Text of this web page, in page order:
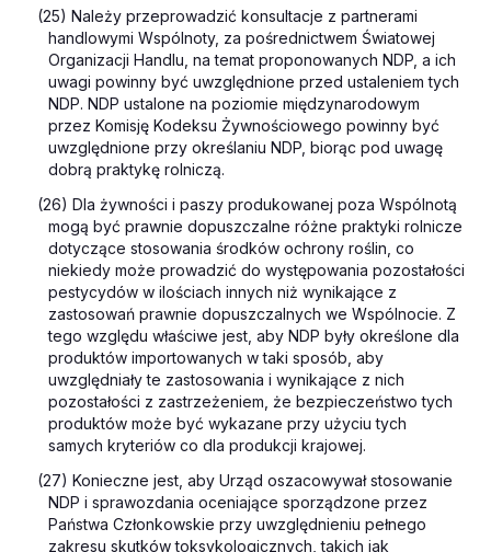
(25) Należy przeprowadzić konsultacje z partnerami
handlowymi Wspólnoty, za pośrednictwem Światowej
Organizacji Handlu, na temat proponowanych NDP, a ich
uwagi powinny być uwzględnione przed ustaleniem tych
NDP. NDP ustalone na poziomie międzynarodowym
przez Komisję Kodeksu Żywnościowego powinny być
uwzględnione przy określaniu NDP, biorąc pod uwagę
dobrą praktykę rolniczą.
(26) Dla żywności i paszy produkowanej poza Wspólnotą
mogą być prawnie dopuszczalne różne praktyki rolnicze
dotyczące stosowania środków ochrony roślin, co
niekiedy może prowadzić do występowania pozostałości
pestycydów w ilościach innych niż wynikające z
zastosowań prawnie dopuszczalnych we Wspólnocie. Z
tego względu właściwe jest, aby NDP były określone dla
produktów importowanych w taki sposób, aby
uwzględniały te zastosowania i wynikające z nich
pozostałości z zastrzeżeniem, że bezpieczeństwo tych
produktów może być wykazane przy użyciu tych
samych kryteriów co dla produkcji krajowej.
(27) Konieczne jest, aby Urząd oszacowywał stosowanie
NDP i sprawozdania oceniające sporządzone przez
Państwa Członkowskie przy uwzględnieniu pełnego
zakresu skutków toksykologicznych, takich jak